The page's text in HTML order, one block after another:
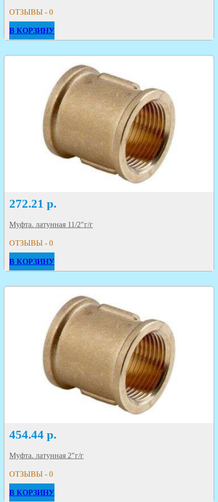
ОТЗЫВЫ - 0
В КОРЗИНУ
272.21 р.
Муфта. латунная 11/2"г/г
ОТЗЫВЫ - 0
В КОРЗИНУ
454.44 р.
Муфта. латунная 2"г/г
ОТЗЫВЫ - 0
В КОРЗИНУ